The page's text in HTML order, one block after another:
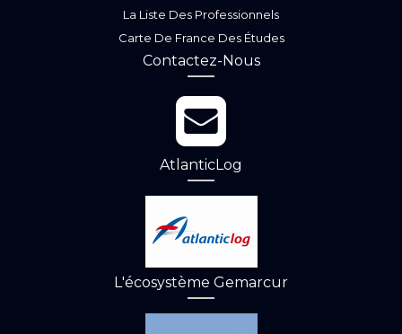
La Liste Des Professionnels
Carte De France Des Études
Contactez-Nous
AtlanticLog
L'écosystème Gemarcur